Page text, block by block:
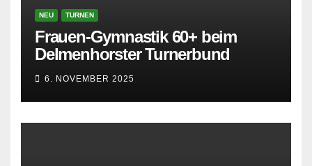
NEU TURNEN
Frauen-Gymnastik 60+ beim
Delmenhorster Turnerbund
6. NOVEMBER 2025